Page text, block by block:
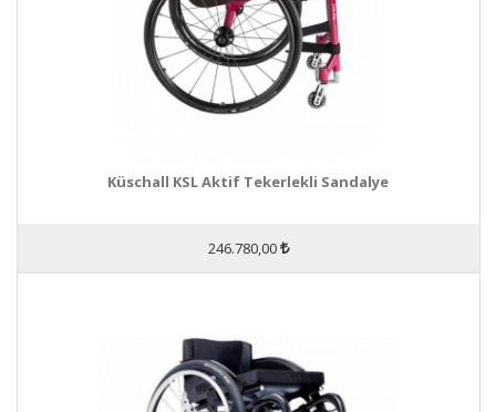
Küschall KSL Aktif Tekerlekli Sandalye
246.780,00